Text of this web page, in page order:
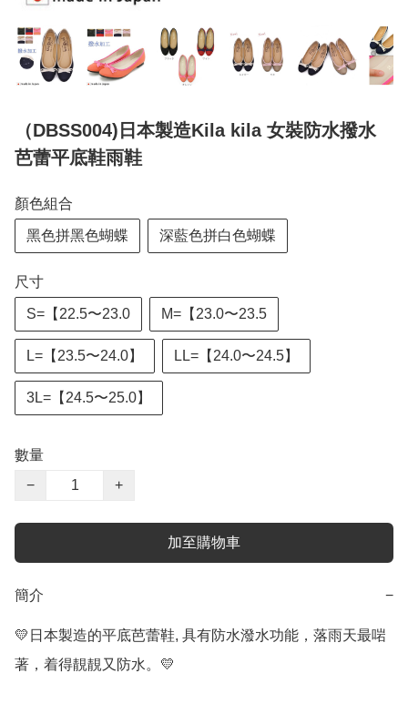
（DBSS004)日本製造Kila kila 女裝防水撥水
芭蕾平底鞋雨鞋
顏色組合
黑色拼黑色蝴蝶 深藍色拼白色蝴蝶
尺寸
S=【22.5〜23.0 M=【23.0〜23.5
L=【23.5〜24.0】 LL=【24.0〜24.5】
3L=【24.5〜25.0】
數量
−
+
加至購物車
簡介 −
💛日本製造的平底芭蕾鞋, 具有防水潑水功能，落雨天最啱
著，着得靚靚又防水。💛